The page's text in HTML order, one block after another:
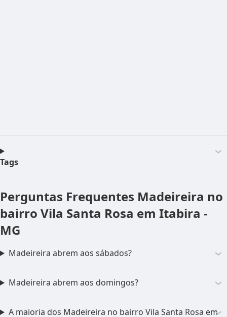
Tags
Perguntas Frequentes Madeireira no
bairro Vila Santa Rosa em Itabira -
MG
Madeireira abrem aos sábados?
Madeireira abrem aos domingos?
A maioria dos Madeireira no bairro Vila Santa Rosa em